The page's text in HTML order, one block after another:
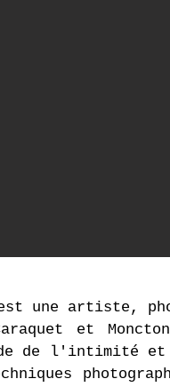
est une artiste,
et
de l'intimité